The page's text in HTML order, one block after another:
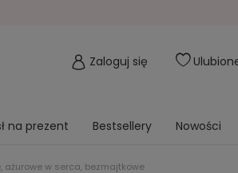
Zaloguj się
na prezent Bestsellery Nowości
ażurowe w serca, bezmajtkowe